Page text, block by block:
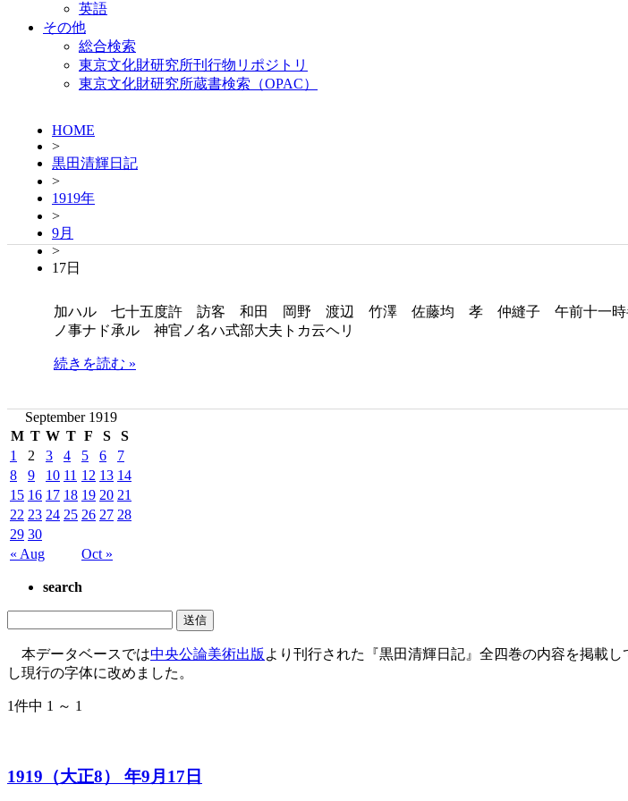
英語
その他
総合検索
東京文化財研究所刊行物リポジトリ
東京文化財研究所蔵書検索（OPAC）
HOME
>
黒田清輝日記
>
1919年
>
9月
>
17日
加ハル 七十五度許 訪客 和田 岡野 渡辺 竹澤 佐藤均 孝 仲縫子 午前十一時半
ノ事ナド承ル 神官ノ名ハ式部大夫トカ云ヘリ
続きを読む »
September 1919
M T W T F S S
« Aug Oct »
1 2 3 4 5 6
7
8
9 10 11 12 13 14
15 16 17 18 19 20 21
22 23 24 25 26 27 28
29 30
search
本データベースでは中央公論美術出版 より刊行された『黒田清輝日記』全四巻の内容を掲載
し現行の字体に改めました。
1件中 1 ～ 1
1919（大正8） 年9月17日